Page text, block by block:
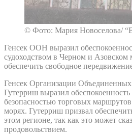
© Фото: Мария Новоселова/
Генсек ООН выразил
судоходством в Черном и Азовском
обеспечить свободное
Генсек Организации
Гутерриш выразил обеспокоенность
безопасностью торговых
морях. Гутерриш призвал
этом регионе, так как это может
продовольствием.